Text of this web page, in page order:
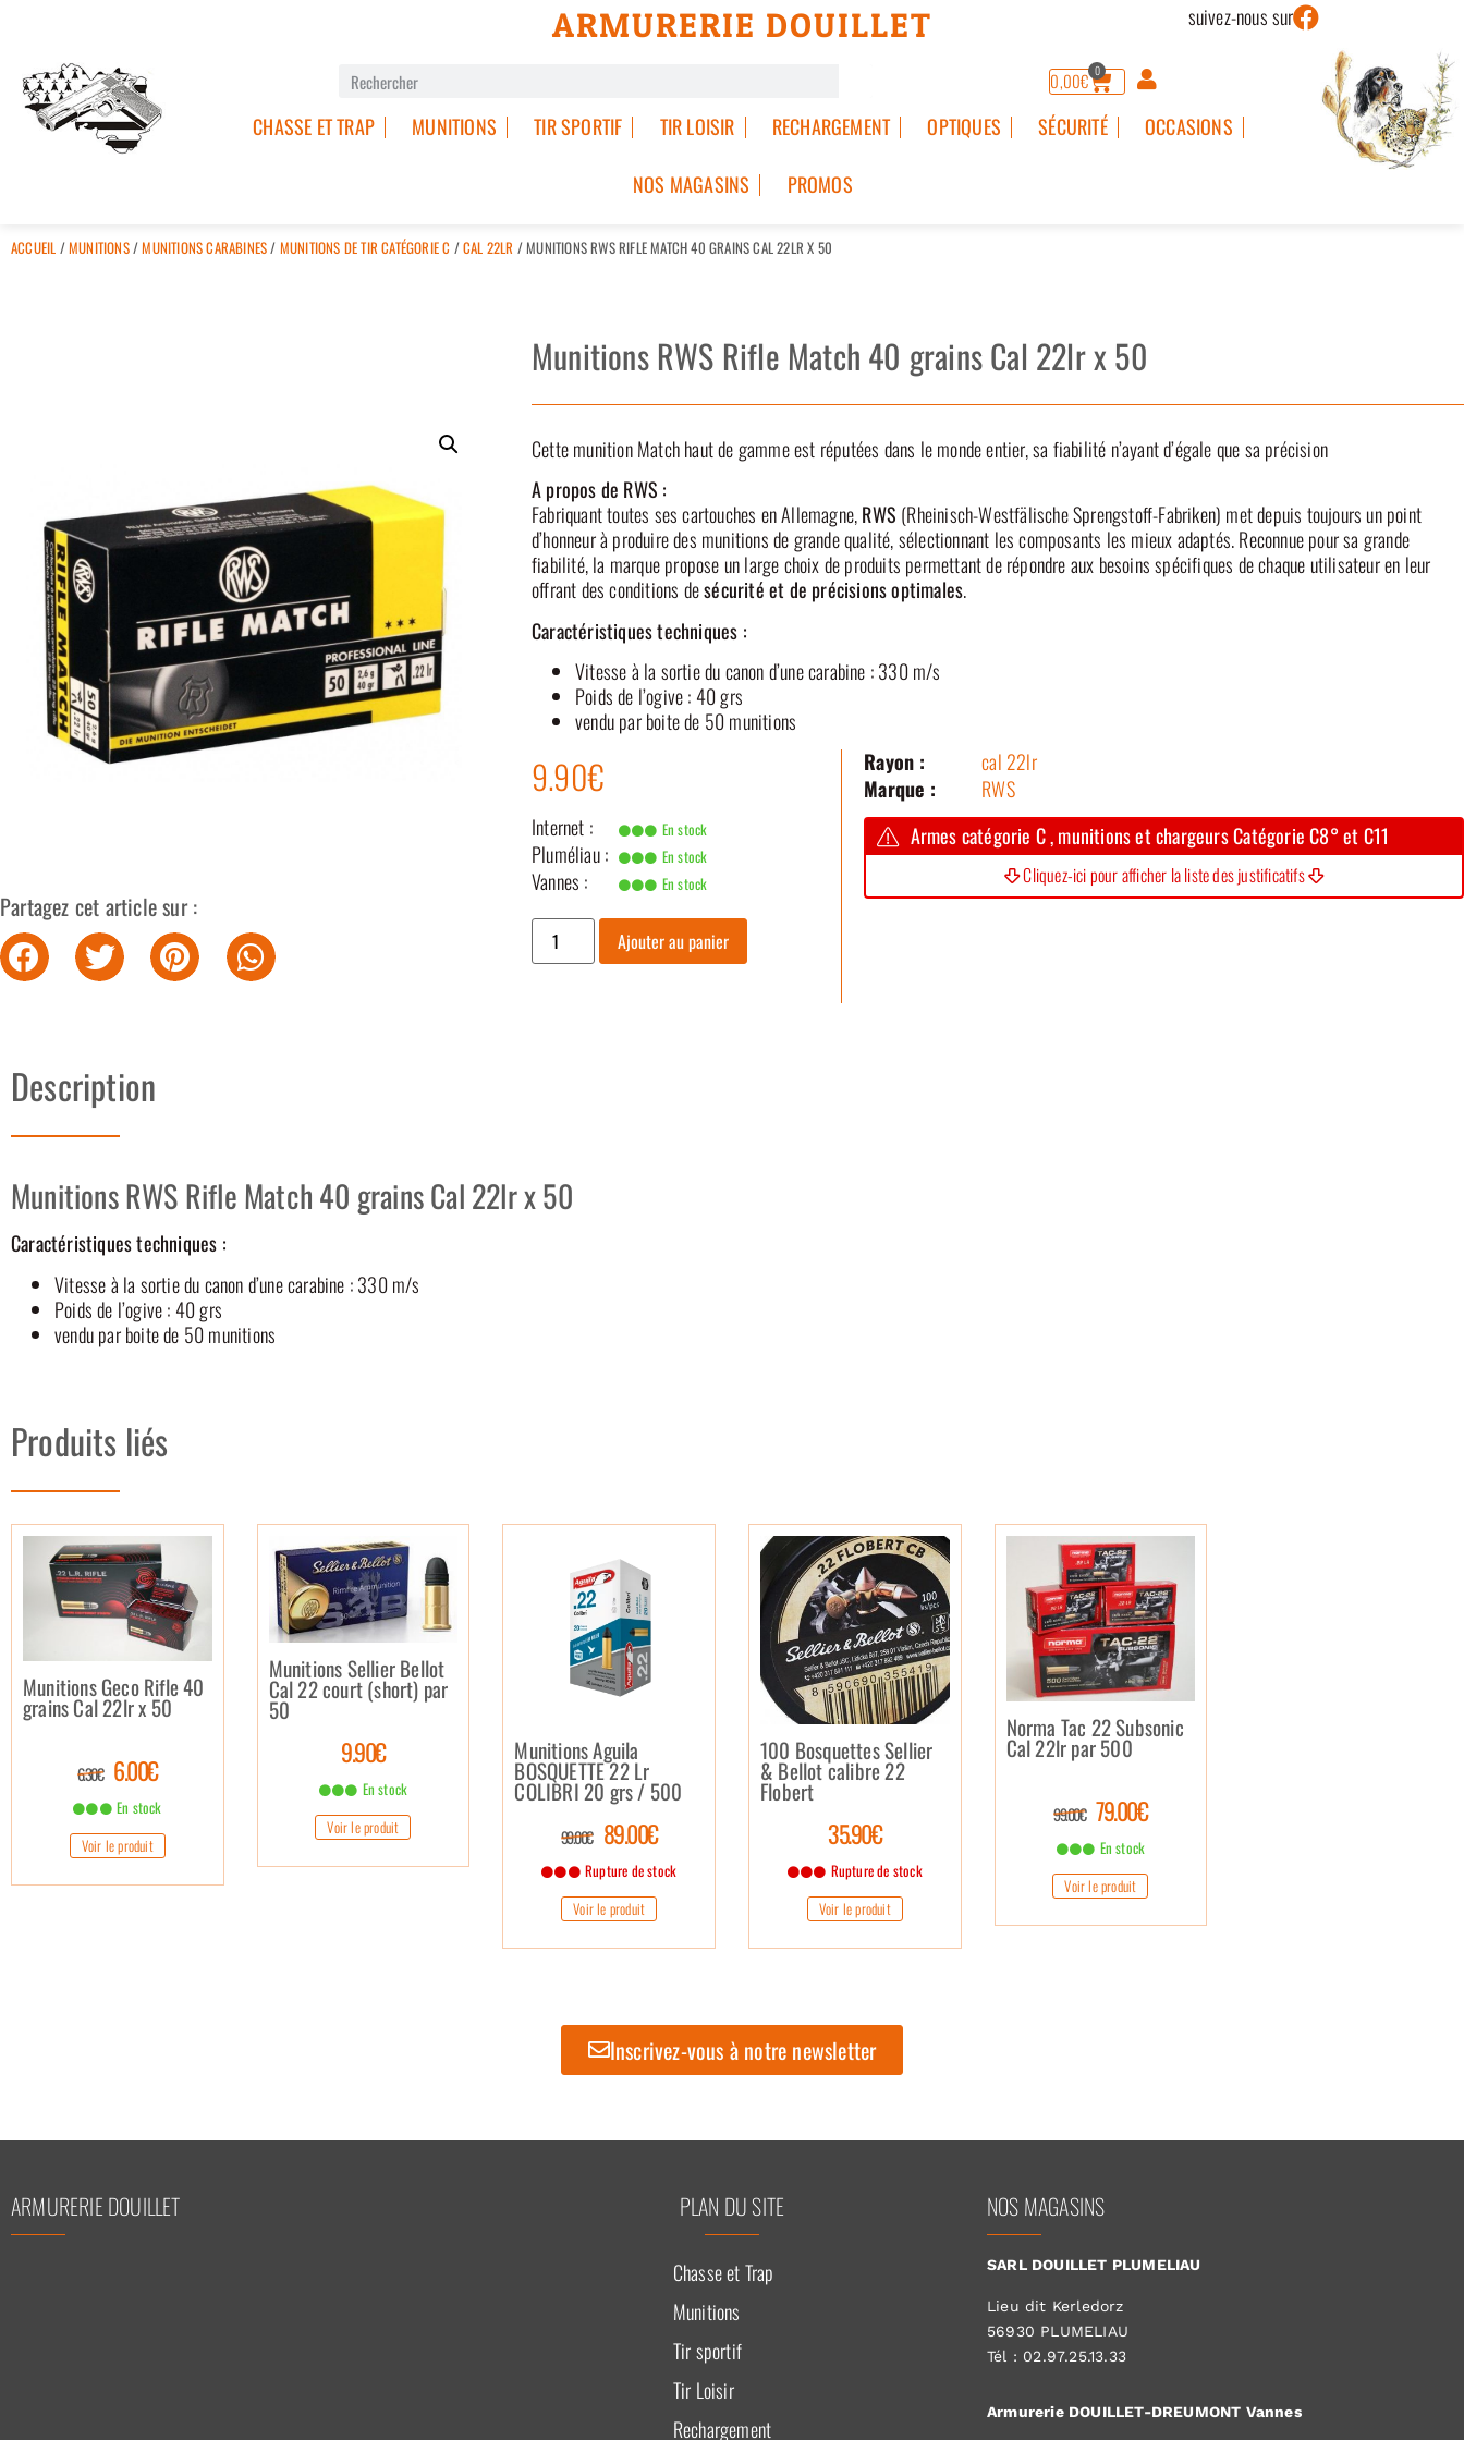
suivez-nous sur
ARMURERIE DOUILLET
0,00€ 0
CHASSE ET TRAP MUNITIONS TIR SPORTIF TIR LOISIR RECHARGEMENT OPTIQUES SÉCURITÉ OCCASIONS
NOS MAGASINS PROMOS
ACCUEIL /MUNITIONS/MUNITIONS CARABINES/ MUNITIONS DE TIR CATÉGORIE C /CAL 22LR / MUNITIONS RWS RIFLE MATCH 40 GRAINS CAL 22LR X 50
Partagez cet article sur :
Munitions RWS Rifle Match 40 grains Cal 22lr x 50
Cette munition Match haut de gamme est réputées dans le monde entier, sa fiabilité n’ayant d’égale que sa précision
A propos de RWS :
Fabriquant toutes ses cartouches en Allemagne,RWS (Rheinisch-Westfälische Sprengstoff-Fabriken) met depuis toujours un point
d’honneur à produire des munitions de grande qualité, sélectionnant les composants les mieux adaptés. Reconnue pour sa grande
fiabilité, la marque propose un large choix de produits permettant de répondre aux besoins spécifiques de chaque utilisateur en leur
offrant des conditions desécurité et de précisions optimales.
Caractéristiques techniques :
Vitesse à la sortie du canon d’une carabine : 330 m/s
Poids de l’ogive : 40 grs
vendu par boite de 50 munitions
9.90€
Internet : En stock
Pluméliau : En stock
Vannes : En stock
Ajouter au panier
Rayon :
cal 22lr
Marque :
RWS
Armes catégorie C , munitions et chargeurs Catégorie C8° et C11
Cliquez-ici pour afficher la liste des justificatifs
Description
Munitions RWS Rifle Match 40 grains Cal 22lr x 50
Caractéristiques techniques :
Vitesse à la sortie du canon d’une carabine : 330 m/s
Poids de l’ogive : 40 grs
vendu par boite de 50 munitions
Produits liés
Munitions Geco Rifle 40
grains Cal 22lr x 50
6.30€ 6.00€
En stock
Voir le produit
Munitions Sellier Bellot
Cal 22 court (short) par
50
9.90€
En stock
Voir le produit
Munitions Aguila
BOSQUETTE 22 Lr
COLIBRI 20 grs / 500
99.00€ 89.00€
Rupture de stock
Voir le produit
100 Bosquettes Sellier
& Bellot calibre 22
Flobert
35.90€
Rupture de stock
Voir le produit
Norma Tac 22 Subsonic
Cal 22lr par 500
99.00€ 79.00€
En stock
Voir le produit
Inscrivez-vous à notre newsletter
ARMURERIE DOUILLET PLAN DU SITE
Chasse et Trap
Munitions
Tir sportif
Tir Loisir
Rechargement
NOS MAGASINS
SARL DOUILLET PLUMELIAU
Lieu dit Kerledorz
56930 PLUMELIAU
Tél : 02.97.25.13.33
Armurerie DOUILLET-DREUMONT Vannes